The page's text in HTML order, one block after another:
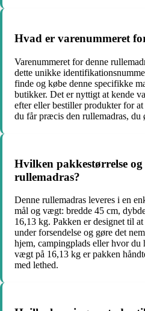
Hvad er varenummeret
Varenummeret for denne
dette unikke
finde og købe denne specifikke
butikker. Det er nyttigt at kende
efter eller bestiller produkter for
du får præcis den rullemadras, du
Hvilken pakkestørrelse
rullemadras?
Denne rullemadras leveres i en
mål og vægt: bredde 45 cm,
16,13 kg. Pakken er designet til
under forsendelse og gøre det
hjem, campingplads eller hvor du
vægt på 16,13 kg er pakken
med lethed.